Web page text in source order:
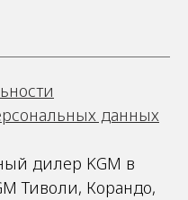
данных
дилер KGM в
Тиволи, Корандо,